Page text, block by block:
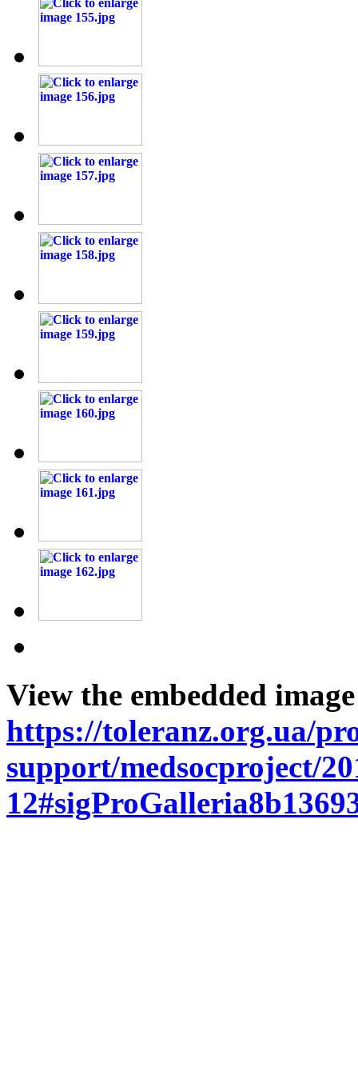
View the embedded
https://toleranz.org.ua/
support/medsocproject/